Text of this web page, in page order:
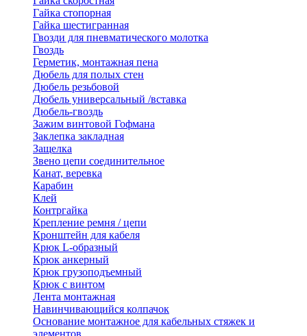
Гайка стопорная
Гайка шестигранная
Гвозди для пневматического молотка
Гвоздь
Герметик, монтажная пена
Дюбель для полых стен
Дюбель резьбовой
Дюбель универсальный /вставка
Дюбель-гвоздь
Зажим винтовой Гофмана
Заклепка закладная
Защелка
Звено цепи соединительное
Канат, веревка
Карабин
Клей
Контргайка
Крепление ремня / цепи
Кронштейн для кабеля
Крюк L-образный
Крюк анкерный
Крюк грузоподъемный
Крюк с винтом
Лента монтажная
Навинчивающийся колпачок
Основание монтажное для кабельных стяжек и
элементов